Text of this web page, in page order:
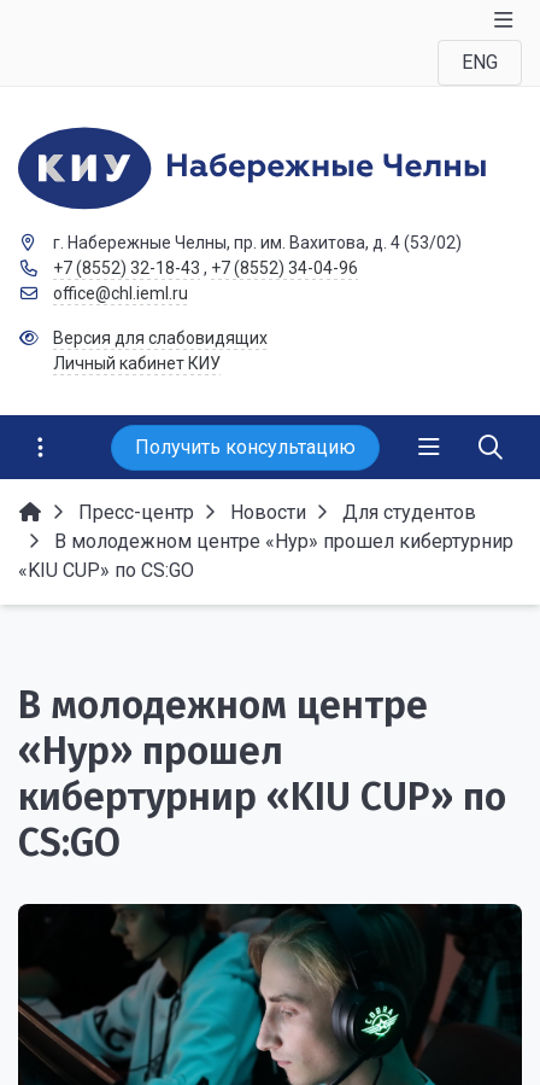
ENG
г. Набережные Челны, пр. им. Вахитова, д. 4 (53/02)
+7 (8552) 32-18-43 , +7 (8552) 34-04-96
office@chl.ieml.ru
Версия для слабовидящих
Личный кабинет КИУ
Получить консультацию
Пресс-центр Новости
Для студентов
В молодежном центре «Нур» прошел кибертурнир
«KIU CUP» по CS:GO
В молодежном центре
«Нур» прошел
кибертурнир «KIU CUP» по
CS:GO